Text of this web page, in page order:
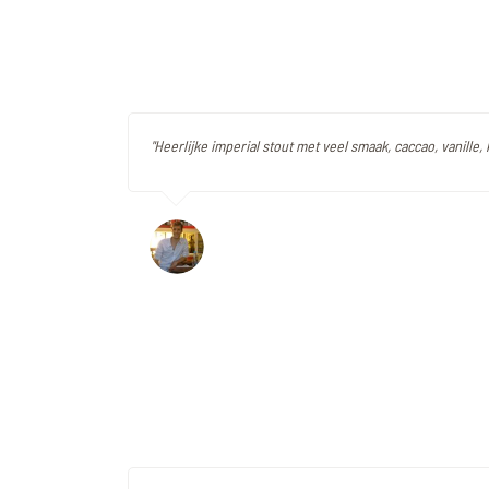
"Heerlijke imperial stout met veel smaak, caccao, vanille,